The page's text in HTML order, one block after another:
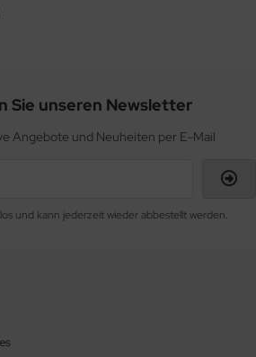
Sie unseren Newsletter
Angebote und Neuheiten per E-Mail
und kann jederzeit wieder abbestellt werden.